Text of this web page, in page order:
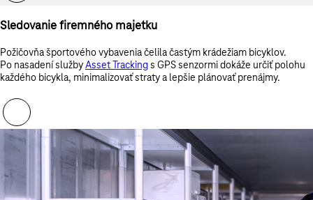
Sledovanie firemného majetku
Požičovňa športového vybavenia čelila častým krádežiam bicyklov.
Po nasadení službyAsset Trackings GPS senzormi dokáže určiť polohu
každého bicykla, minimalizovať straty a lepšie plánovať prenájmy.